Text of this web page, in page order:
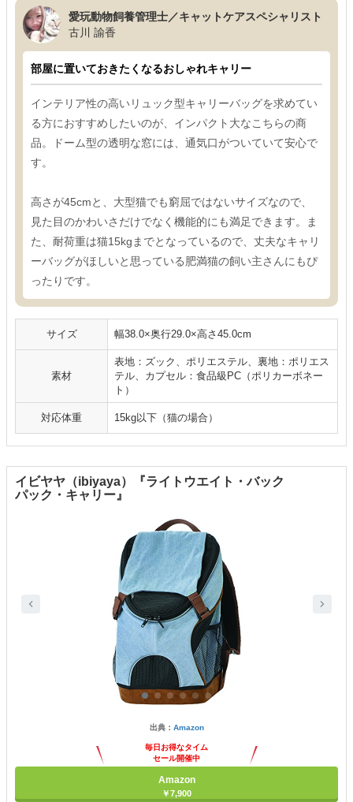
愛玩動物飼養管理士／キャットケアスペシャリスト
古川 諭香
部屋に置いておきたくなるおしゃれキャリー
インテリア性の高いリュック型キャリーバッグを求めてい
る方におすすめしたいのが、インパクト大なこちらの商
品。ドーム型の透明な窓には、通気口がついていて安心で
す。
高さが45cmと、大型猫でも窮屈ではないサイズなので、
見た目のかわいさだけでなく機能的にも満足できます。ま
た、耐荷重は猫15kgまでとなっているので、丈夫なキャリ
ーバッグがほしいと思っている肥満猫の飼い主さんにもぴ
ったりです。
サイズ 幅38.0×奥行29.0×高さ45.0cm
素材
表地：ズック、ポリエステル、裏地：ポリエス
テル、カプセル：食品級PC（ポリカーボネー
ト）
対応体重 15kg以下（猫の場合）
イビヤヤ（ibiyaya）『ライトウエイト・バック
パック・キャリー』
出典： Amazon
毎日お得なタイム
セール開催中
Amazon
￥7,900